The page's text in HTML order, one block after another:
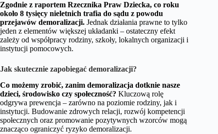
Zgodnie z raportem Rzecznika Praw Dziecka, co roku
około 8 tysięcy nieletnich trafia do sądu z powodu
przejawów demoralizacji. Jednak działania prawne to tylko
jeden z elementów większej układanki – ostateczny efekt
zależy od współpracy rodziny, szkoły, lokalnych organizacji i
instytucji pomocowych.
Jak skutecznie zapobiegać demoralizacji?
Co możemy zrobić, zanim demoralizacja dotknie nasze
dzieci, środowisko czy społeczność? Kluczową rolę
odgrywa prewencja – zarówno na poziomie rodziny, jak i
instytucji. Budowanie zdrowych relacji, rozwój kompetencji
społecznych oraz promowanie pozytywnych wzorców mogą
znacząco ograniczyć ryzyko demoralizacji.